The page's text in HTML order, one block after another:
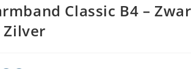
Classic B4 –
Zilver